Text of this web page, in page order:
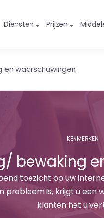
Diensten Prijzen
en waarschuwingen
KENMERKEN
bewaking
toezicht op uw
probleem is, krijgt u een
klanten het u